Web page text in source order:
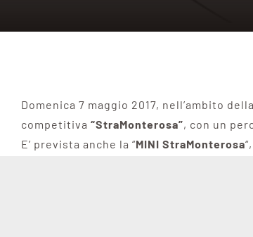
Domenica 7 maggio 2017, nell’ambito
competitiva “StraMonterosa”, con un
E’ prevista anche la “MINI StraMonterosa